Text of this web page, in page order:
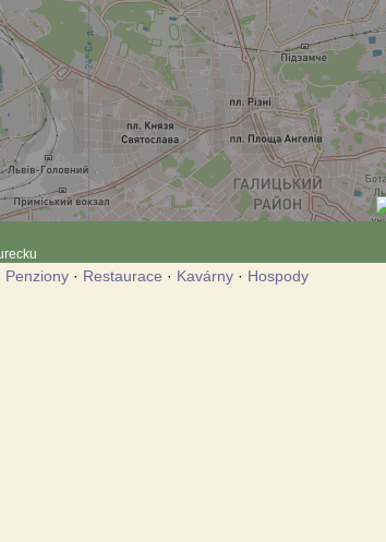
Penziony· Restaurace · Kavárny· Hospody